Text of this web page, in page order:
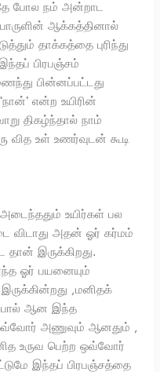
போல நம் அன்றாட
ஆக்கத்தினால்
தாக்கத்தை புரிந்து
பிரபஞ்சம்
பின்னப்பட்டது
என்ற உயிரின்
திகழ்ந்தால் நாம்
வித உள் உணர்வுடன் கூடி
அடைந்ததும் உயிர்கள் பல
விடாது அதன் ஓர் கர்மம்
இருக்கிறது.
ஓர் பயனையும்
,மனிதக்
ஆன இந்த
அணுவும் ஆனதும் ,
உருவ பெற்ற ஒவ்வோர்
இந்தப் பிரபஞ்சத்தை